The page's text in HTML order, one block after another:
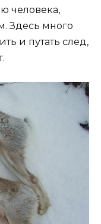
человека,
Здесь много
и путать след,